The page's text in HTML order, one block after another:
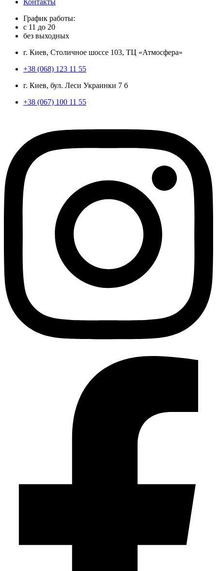
График работы:
с 11 до 20
без выходных
г. Киев, Столичное шоссе 103, ТЦ «Атмосфера»
+38 (068) 123 11 55
г. Киев, бул. Леси Украинки 7 б
+38 (067) 100 11 55